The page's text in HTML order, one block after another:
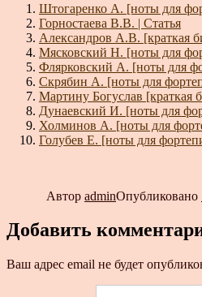
Штогаренко А. [ноты для
Горностаева В.В. | Статья
Александров А.В. [краткая
Мясковский Н. [ноты для
Флярковский А. [ноты для
Скрябин А. [ноты для
Мартину Богуслав [краткая
Дунаевский И. [ноты для
Холминов А. [ноты для
Голубев Е. [ноты для
Автор adminОпубликовано
Добавить
Ваш адрес email не будет